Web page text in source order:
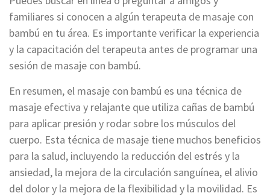
familiares si conocen a algún terapeuta de masaje con
bambú en tu área. Es importante verificar la experiencia
y la capacitación del terapeuta antes de programar una
sesión de masaje con bambú.
En resumen, el masaje con bambú es una técnica de
masaje efectiva y relajante que utiliza cañas de bambú
para aplicar presión y rodar sobre los músculos del
cuerpo. Esta técnica de masaje tiene muchos beneficios
para la salud, incluyendo la reducción del estrés y la
ansiedad, la mejora de la circulación sanguínea, el alivio
del dolor y la mejora de la flexibilidad y la movilidad. Es